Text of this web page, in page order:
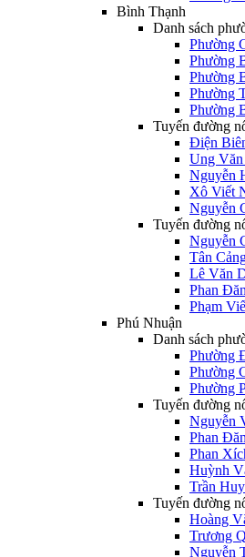
Bình Thạnh
Danh sách
Phường
Phường
Phường
Phường
Phường
Tuyến đường
Điện
Ung
Nguyễn
Xô Viết
Nguyễn
Tuyến đường
Nguyễn
Tân
Lê Văn
Phan
Phạm
Phú Nhuận
Danh sách
Phường
Phường
Phường
Tuyến đường
Nguyễn
Phan
Phan
Huỳnh
Trần
Tuyến đường
Hoàng
Trương
Nguyễn